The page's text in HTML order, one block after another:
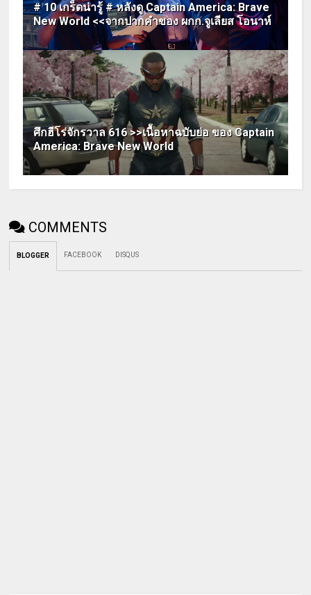
# 10 เกร็ดน่ารู้ # หลังดู Captain America: Brave
New World <<จากปากคำของ ผกก.จูเลียส โอนาห์
ศึกฮีโร่จักรวาล 616 >>เนื้อหาฉบับย่อ ของ Captain
America: Brave New World
COMMENTS
BLOGGER FACEBOOK DISQUS